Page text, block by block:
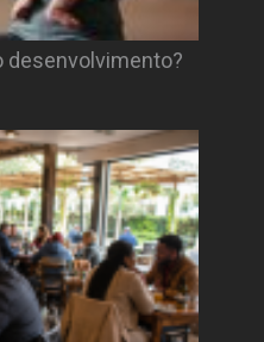
desenvolvimento?